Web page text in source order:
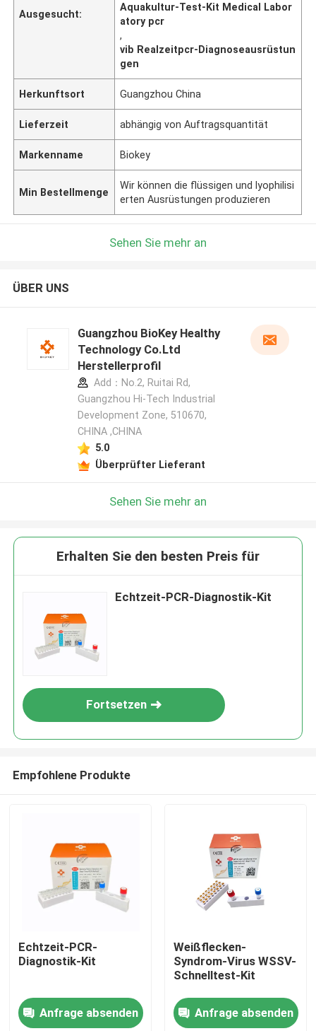
Videos
Ausgesucht:
Aquakultur-Test-Kit Medical Labor
atory pcr
,
vib Realzeitpcr-Diagnoseausrüstun
gen
Herkunftsort Guangzhou China
Lieferzeit abhängig von Auftragsquantität
Markenname Biokey
Min Bestellmenge
Wir können die flüssigen und lyophilisi
erten Ausrüstungen produzieren
Sehen Sie mehr an
ÜBER UNS
Guangzhou BioKey Healthy
Technology Co.Ltd
Herstellerprofil
Add：No.2, Ruitai Rd,
Guangzhou Hi-Tech Industrial
Development Zone, 510670,
CHINA ,CHINA
5.0
Überprüfter Lieferant
Sehen Sie mehr an
Erhalten Sie den besten Preis für
Echtzeit-PCR-Diagnostik-Kit
Fortsetzen
Empfohlene Produkte
Echtzeit-PCR-
Diagnostik-Kit
Anfrage absenden
Weißflecken-
Syndrom-Virus WSSV-
Schnelltest-Kit
Anfrage absenden